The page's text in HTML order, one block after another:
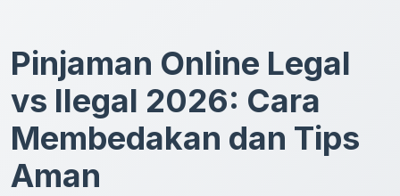
Pinjaman Online Legal
vs Ilegal 2026: Cara
Membedakan dan Tips
Aman